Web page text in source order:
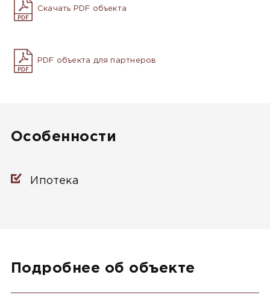
Скачать PDF объекта
PDF объекта для партнеров
Особенности
Ипотека
Подробнее об объекте